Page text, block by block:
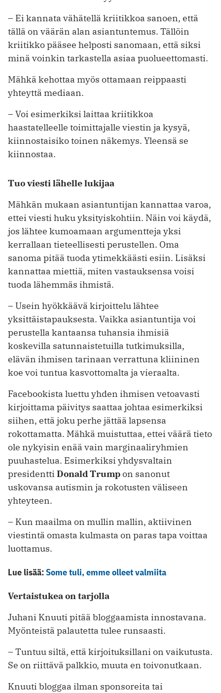
– Ei kannata vähätellä kriitikkoa sanoen, että
tällä on väärän alan asiantuntemus. Tällöin
kriitikko pääsee helposti sanomaan, että siksi
minä voinkin tarkastella asiaa puolueettomasti.
Mähkä kehottaa myös ottamaan reippaasti
yhteyttä mediaan.
– Voi esimerkiksi laittaa kriitikkoa
haastatelleelle toimittajalle viestin ja kysyä,
kiinnostaisiko toinen näkemys. Yleensä se
kiinnostaa.
Tuo viesti lähelle lukijaa
Mähkän mukaan asiantuntijan kannattaa varoa,
ettei viesti huku yksityiskohtiin. Näin voi käydä,
jos lähtee kumoamaan argumentteja yksi
kerrallaan tieteellisesti perustellen. Oma
sanoma pitää tuoda ytimekkäästi esiin. Lisäksi
kannattaa miettiä, miten vastauksensa voisi
tuoda lähemmäs ihmistä.
– Usein hyökkäävä kirjoittelu lähtee
yksittäistapauksesta. Vaikka asiantuntija voi
perustella kantaansa tuhansia ihmisiä
koskevilla satunnaistetuilla tutkimuksilla,
elävän ihmisen tarinaan verrattuna kliininen
koe voi tuntua kasvottomalta ja vieraalta.
Facebookista luettu yhden ihmisen vetoavasti
kirjoittama päivitys saattaa johtaa esimerkiksi
siihen, että joku perhe jättää lapsensa
rokottamatta. Mähkä muistuttaa, ettei väärä tieto
ole nykyisin enää vain marginaaliryhmien
puuhastelua. Esimerkiksi yhdysvaltain
presidentti Donald Trumpon sanonut
uskovansa autismin ja rokotusten väliseen
yhteyteen.
– Kun maailma on mullin mallin, aktiivinen
viestintä omasta kulmasta on paras tapa voittaa
luottamus.
Lue lisää:Some tuli, emme olleet valmiita
Vertaistukea on tarjolla
Juhani Knuuti pitää bloggaamista innostavana.
Myönteistä palautetta tulee runsaasti.
– Tuntuu siltä, että kirjoituksillani on vaikutusta.
Se on riittävä palkkio, muuta en toivonutkaan.
Knuuti bloggaa ilman sponsoreita tai